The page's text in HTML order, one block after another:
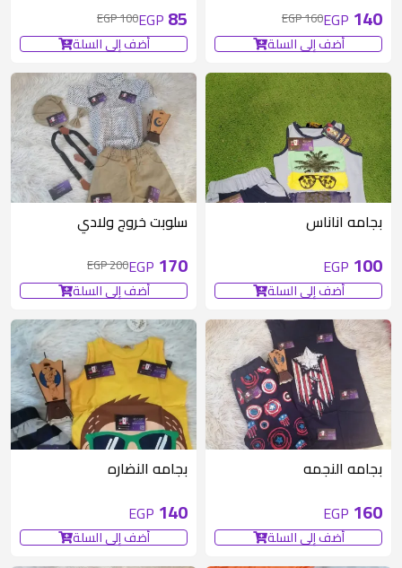
140
EGP
160 EGP
أضف إلى السلة
85
EGP
100 EGP
أضف إلى السلة
متوفر 1 قطع بجامه اناناس
100
EGP
أضف إلى السلة
30 EGP متوفر 1 قطعسلوبت خروج ولادي
170
EGP
200 EGP
أضف إلى السلة
متوفر 1 قطع بجامه النجمه
160
EGP
أضف إلى السلة
متوفر 1 قطع بجامه النضاره
140
EGP
أضف إلى السلة